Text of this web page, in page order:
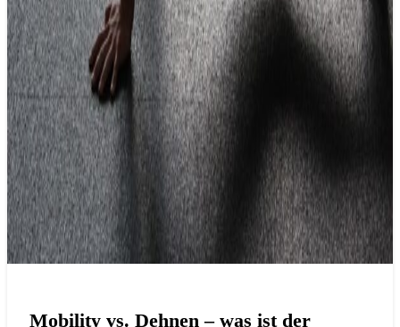
Mobility vs. Dehnen – was ist der